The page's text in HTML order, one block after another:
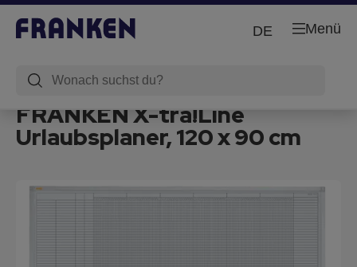
Menü
DE
FRANKEN X-tra!Line
Urlaubsplaner, 120 x 90 cm